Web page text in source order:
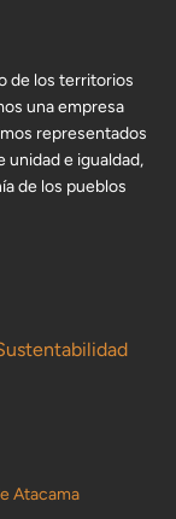
de los territorios
una empresa
representados
unidad e igualdad,
de los pueblos
Atacama